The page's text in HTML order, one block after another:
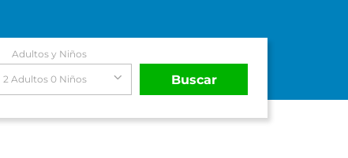
Adultos y Niños
2 Adultos 0 Niños Buscar